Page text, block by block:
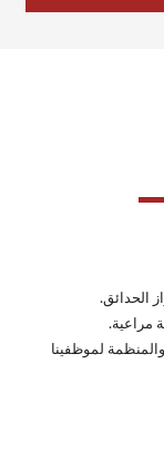
الحدائق.
مراعية.
لموظفينا